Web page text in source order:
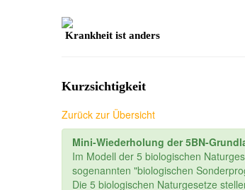
Krankheit ist anders
Kurzsichtigkeit
Zurück zur Übersicht
Mini-Wiederholung der 5BN-
Im Modell der 5 biologischen
sogenannten "biologischen
Die 5 biologischen Naturgesetze